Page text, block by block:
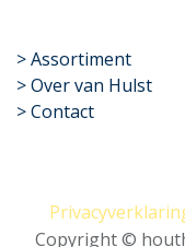
​>Assortiment
> Over van Hulst
> Contact
Copyright ©